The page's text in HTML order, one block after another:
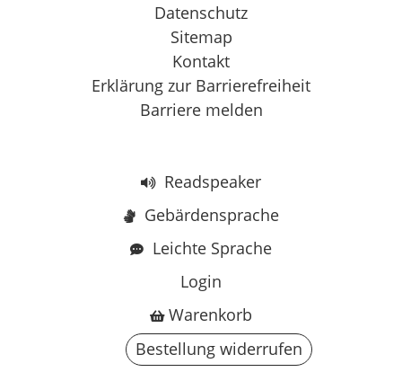
Datenschutz
Sitemap
Kontakt
Erklärung zur Barrierefreiheit
Barriere melden
Readspeaker
Gebärdensprache
Leichte Sprache
Login
Warenkorb
Bestellung widerrufen